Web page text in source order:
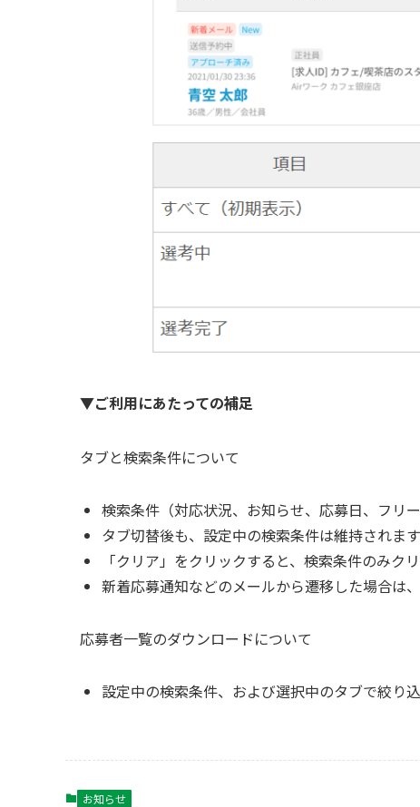
▼ご利用にあたっての補足
タブと検索条件について
検索条件（対応状況、お知らせ、応募日、フリ
タブ切替後も、設定中の検索条件は維持されます
「クリア」をクリックすると、検索条件のみク
新着応募通知などのメールから遷移した場合は
応募者一覧のダウンロードについて
設定中の検索条件、および選択中のタブで絞り
お知らせ